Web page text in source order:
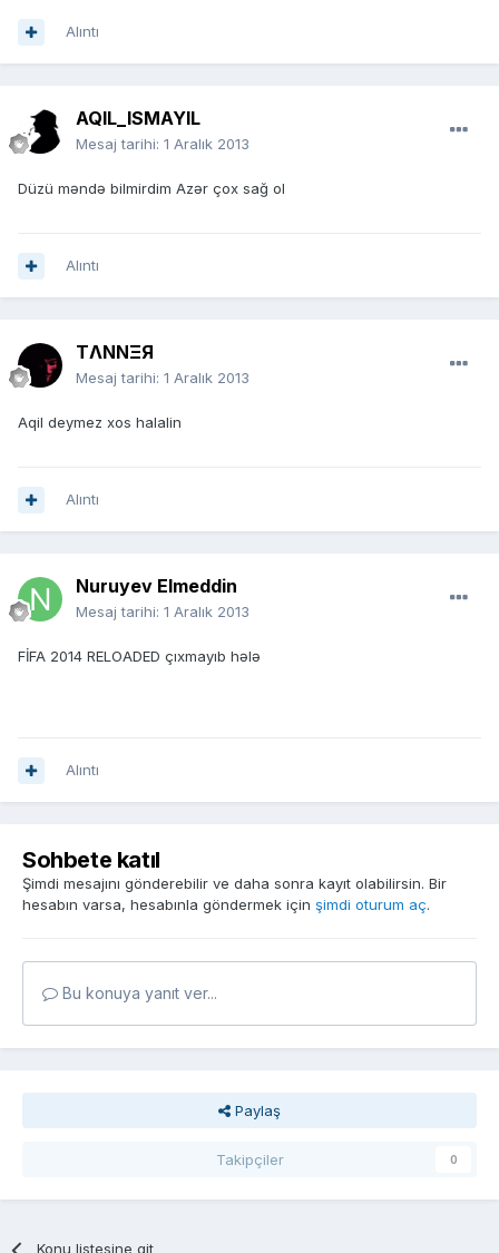
Alıntı
AQIL_ISMAYIL
Mesaj tarihi: 1 Aralık 2013
Düzü məndə bilmirdim Azər çox sağ ol
Alıntı
TΛNNΞЯ
Mesaj tarihi: 1 Aralık 2013
Aqil deymez xos halalin
Alıntı
Nuruyev Elmeddin
Mesaj tarihi: 1 Aralık 2013
FİFA 2014 RELOADED çıxmayıb hələ
Alıntı
Sohbete katıl
Şimdi mesajını gönderebilir ve daha sonra kayıt olabilirsin. Bir
hesabın varsa, hesabınla göndermek için şimdi oturum aç.
Bu konuya yanıt ver...
Paylaş
Takipçiler 0
Konu listesine git